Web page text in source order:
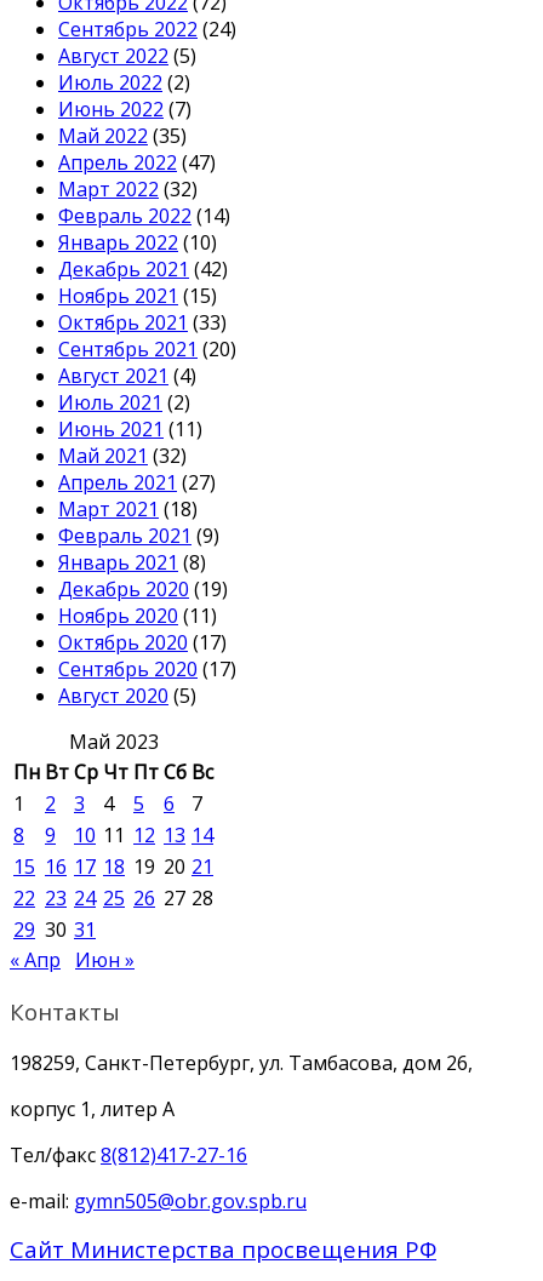
Сентябрь 2022 (24)
Август 2022 (5)
Июль 2022 (2)
Июнь 2022 (7)
Май 2022 (35)
Апрель 2022 (47)
Март 2022 (32)
Февраль 2022 (14)
Январь 2022 (10)
Декабрь 2021 (42)
Ноябрь 2021 (15)
Октябрь 2021 (33)
Сентябрь 2021 (20)
Август 2021 (4)
Июль 2021 (2)
Июнь 2021 (11)
Май 2021 (32)
Апрель 2021 (27)
Март 2021 (18)
Февраль 2021 (9)
Январь 2021 (8)
Декабрь 2020 (19)
Ноябрь 2020 (11)
Октябрь 2020 (17)
Сентябрь 2020 (17)
Август 2020 (5)
Май 2023
Пн ВтСр Чт ПтСб Вс
1
2 3 4 5 6
7
8
9 10 11 12 13 14
15 16 17 18 19 20 21
22 23 24 25 26 27 28
29 30 31
« Апр
Июн »
Контакты
198259, Санкт-Петербург, ул. Тамбасова, дом 26,
корпус 1, литер А
Тел/факс8(812)417-27-16
e-mail: gymn505@obr.gov.spb.ru
Сайт Министерства просвещения РФ